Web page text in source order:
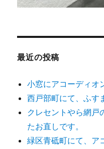
最近の投稿
小窓にアコーディオ
西戸部町にて、ふす
クレセントやら網戸
たお直しです。
緑区青砥町にて、ア